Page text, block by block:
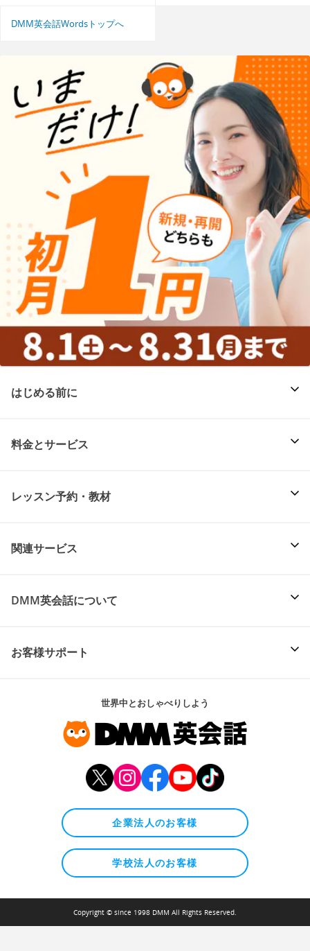
DMM英会話Wordsトップへ
はじめる前に
料金とサービス
レッスン予約・教材
関連サービス
DMM英会話について
お客様サポート
世界中とおしゃべりしよう
企業法人のお客様
学校法人のお客様
Copyright © since 1998 DMM All Rights Reserved.